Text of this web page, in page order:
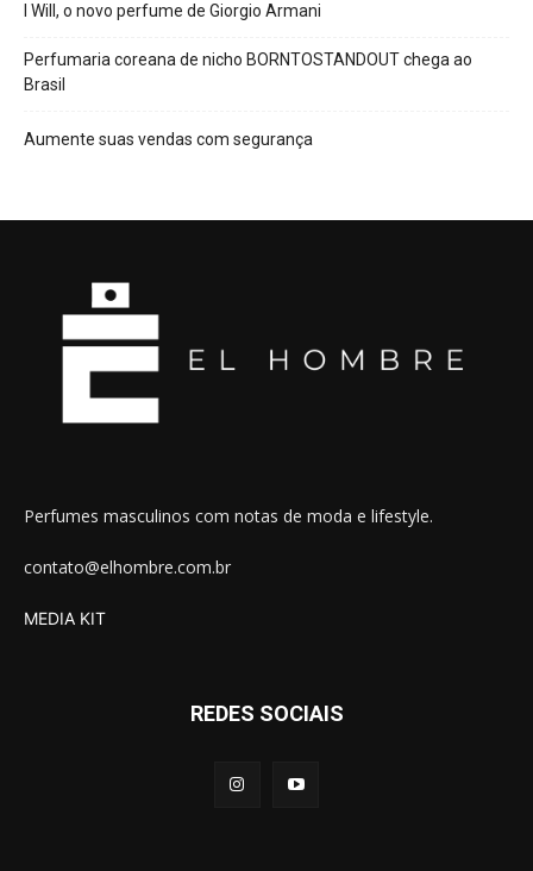
I Will, o novo perfume de Giorgio Armani
Perfumaria coreana de nicho BORNTOSTANDOUT chega ao
Brasil
Aumente suas vendas com segurança
Perfumes masculinos com notas de moda e lifestyle.
contato@elhombre.com.br
MEDIA KIT
REDES SOCIAIS